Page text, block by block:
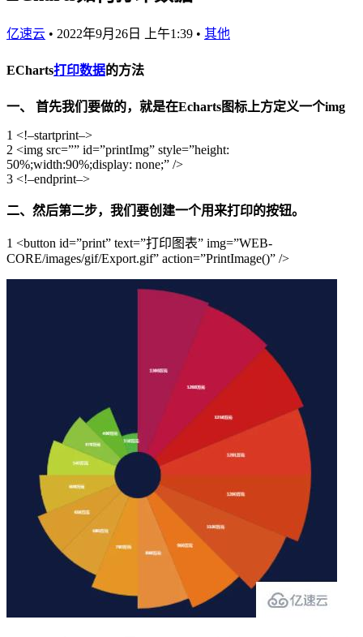
亿速云 • 2022年9月26日 上午1:39 • 其他
ECharts打印数据的方法
一、 首先我们要做的，就是在Echarts图标上方定义一个img
1 <!–startprint–>
2 <img src=”” id=”printImg” style=”height:
50%;width:90%;display: none;” />
3 <!–endprint–>
二、然后第二步，我们要创建一个用来打印的按钮。
1 <button id=”print” text=”打印图表” img=”WEB-
CORE/images/gif/Export.gif” action=”PrintImage()” />